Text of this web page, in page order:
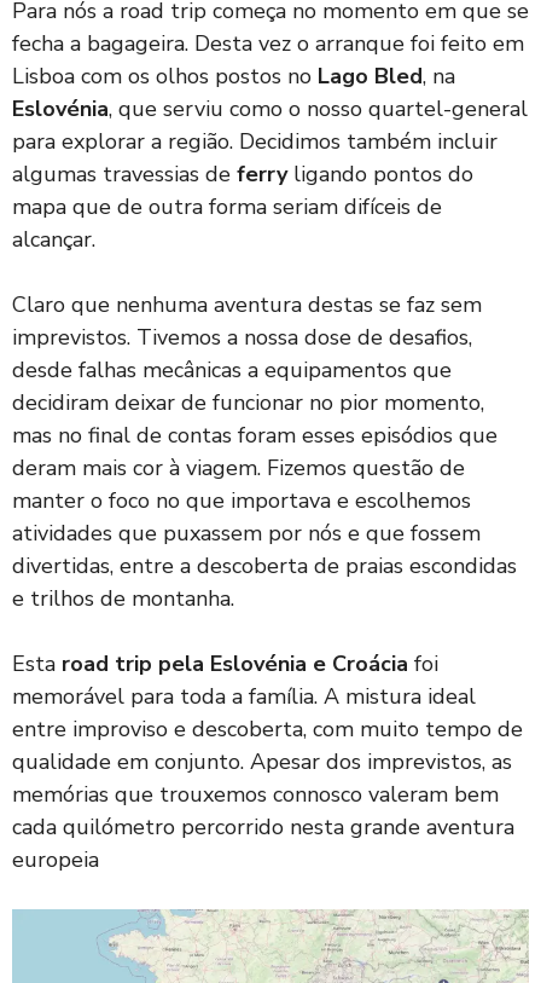
Para nós a road trip começa no momento em que se
fecha a bagageira. Desta vez o arranque foi feito em
Lisboa com os olhos postos no Lago Bled, na
Eslovénia, que serviu como o nosso quartel-general
para explorar a região. Decidimos também incluir
algumas travessias de ferryligando pontos do
mapa que de outra forma seriam difíceis de
alcançar.
Claro que nenhuma aventura destas se faz sem
imprevistos. Tivemos a nossa dose de desafios,
desde falhas mecânicas a equipamentos que
decidiram deixar de funcionar no pior momento,
mas no final de contas foram esses episódios que
deram mais cor à viagem. Fizemos questão de
manter o foco no que importava e escolhemos
atividades que puxassem por nós e que fossem
divertidas, entre a descoberta de praias escondidas
e trilhos de montanha.
Esta road trip pela Eslovénia e Croácia foi
memorável para toda a família. A mistura ideal
entre improviso e descoberta, com muito tempo de
qualidade em conjunto. Apesar dos imprevistos, as
memórias que trouxemos connosco valeram bem
cada quilómetro percorrido nesta grande aventura
europeia